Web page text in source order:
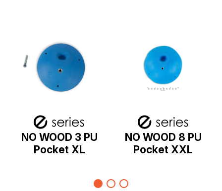
NO WOOD 3 PU
Pocket XL
NO WOOD 8 PU
Pocket XXL